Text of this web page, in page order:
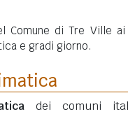
Comune di Tre Ville
e gradi giorno.
dei comuni